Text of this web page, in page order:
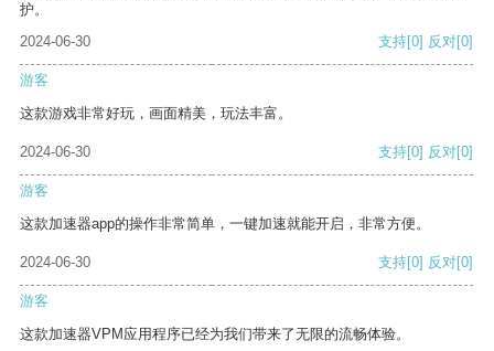
护。
2024-06-30
支持[0] 反对[0]
游客
这款游戏非常好玩，画面精美，玩法丰富。
2024-06-30 支持[0] 反对[0]
游客
这款加速器app的操作非常简单，一键加速就能开启，非常方便。
2024-06-30 支持[0] 反对[0]
游客
这款加速器VPM应用程序已经为我们带来了无限的流畅体验。